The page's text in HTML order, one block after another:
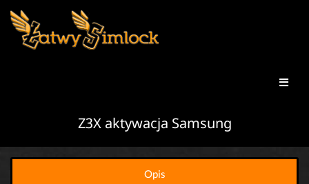
Z3X aktywacja Samsung
Opis